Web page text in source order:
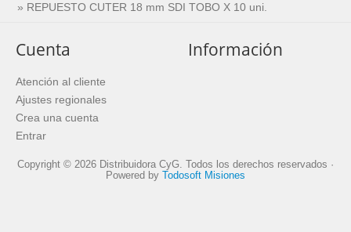
» REPUESTO CUTER 18 mm SDI TOBO X 10 uni.
Cuenta
Atención al cliente
Ajustes regionales
Crea una cuenta
Entrar
Información
Copyright © 2026 Distribuidora CyG. Todos los derechos reservados ·
Powered by Todosoft Misiones